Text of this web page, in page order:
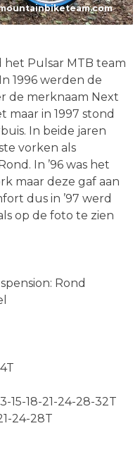
het Pulsar MTB team
1996 werden de
de merknaam Next
maar in 1997 stond
In beide jaren
vorken als
In ’96 was het
maar deze gaf aan
dus in ’97 werd
op de foto te zien
Rond
15-18-21-24-28-32T
24-28T